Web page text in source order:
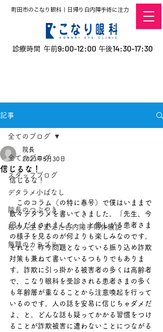
町田市のこなり眼科｜日帰り白内障手術に注力
診療時間 午前9:00-12:00 午後14:30-17:30
記事
全てのブログ
スタッフブログ
デタラメ小ばなし
院長のつぶやき
私の人生を変えた白内障手術体験記
無題のカテゴリー
全てのブログ
信じるな！
院長
2023年5月30日
信じるな！
このコラム（の特に春号）で僕はいままで
散々デタラメを書いてきました。「先生、今
回もだまされました～」と悔しがる患者さま
の様子を見るのが何よりも楽しみなのです。
それと、昨今問題となっている振り込め詐欺
対策も兼ねて書いているつもりでもありま
す。詐欺に引っ掛かる被害者の多くは高齢者
で、こなり眼科を受診される患者さまの多く
も年齢層が重なることから注意喚起を行って
いるのです。人の話を安易に信じちゃダメだ
よ、と。どんな話も疑ってかかる習慣をつけ
ることが詐欺被害に遭わないことにつながる